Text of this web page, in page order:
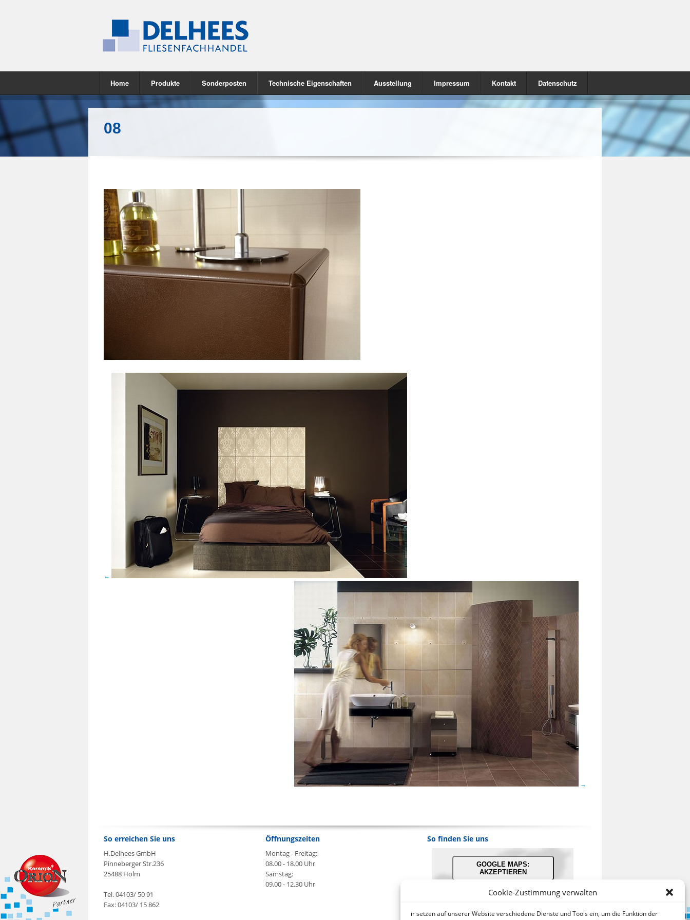
Cookie-Zustimmung verwalten
ir setzen auf unserer Website verschiedene Dienste und Tools ein, um die Funktion der
Home Produkte Sonderposten Technische Eigenschaften Ausstellung Impressum Kontakt Datenschutz
08
So erreichen Sie uns
H.Delhees GmbH
Pinneberger Str.236
25488 Holm
Tel. 04103/ 50 91
Fax: 04103/ 15 862
Öffnungszeiten
Montag - Freitag:
08.00 - 18.00 Uhr
Samstag:
09.00 - 12.30 Uhr
So finden Sie uns
GOOGLE MAPS:
AKZEPTIEREN
Anbieter: Google Ireland Limited
Bei der Nutzung dieses Dienstes